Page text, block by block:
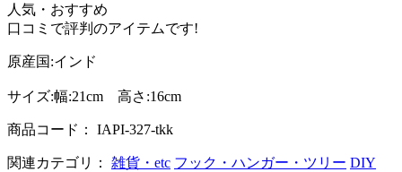
人気・おすすめ
口コミで評判のアイテムです!
原産国:インド
サイズ:幅:21cm 高さ:16cm
商品コード： IAPI-327-tkk
関連カテゴリ： 雑貨・etc フック・ハンガー・ツリー DIY